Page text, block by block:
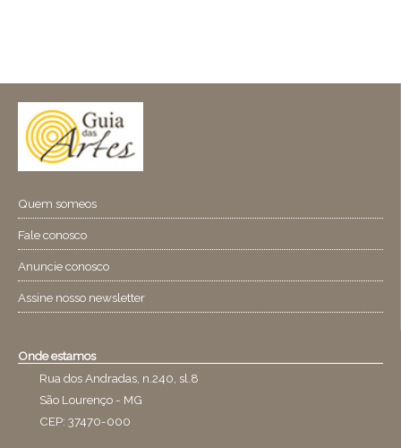
Quem someos
Fale conosco
Anuncie conosco
Assine nosso newsletter
Onde estamos
Rua dos Andradas, n.240, sl.8
São Lourenço - MG
CEP: 37470-000